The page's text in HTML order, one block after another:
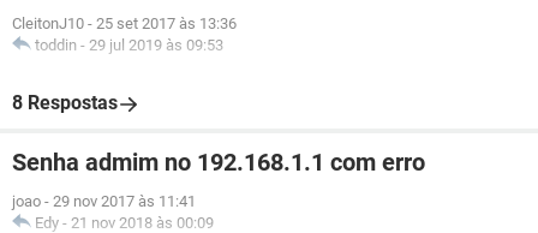
CleitonJ10 - 25 set 2017 às 13:36
toddin - 29 jul 2019 às 09:53
8 Respostas
Senha admim no 192.168.1.1 com erro
joao - 29 nov 2017 às 11:41
Edy - 21 nov 2018 às 00:09